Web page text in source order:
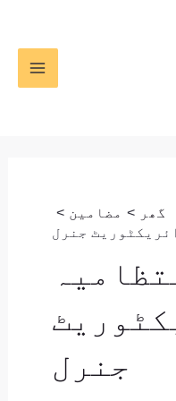
گھر
مضامین
جنرل
جنرل